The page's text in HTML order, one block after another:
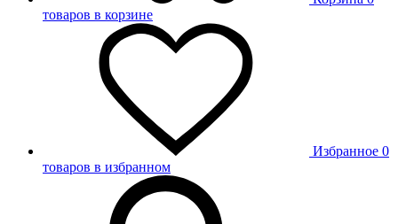
товаров в корзине
Избранное 0
товаров в избранном